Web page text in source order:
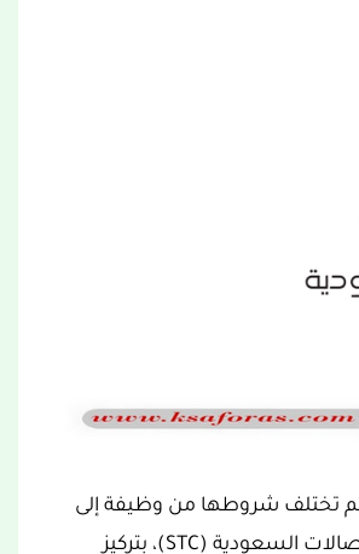
لكم تختلف شروطها من وظيفة إلى
أخرى، لهذا ننصحكم بقراءة إعلان عن وظائف شاغرة بشركة الاتصالات السعودية (STC)، بتركيز